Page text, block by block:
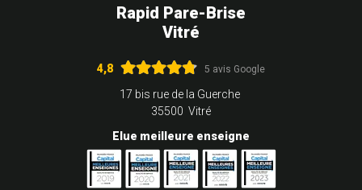
Rapid Pare-Brise
Vitré
4,8 5 avis Google
17 bis rue de la Guerche
35500 Vitré
Elue meilleure enseigne